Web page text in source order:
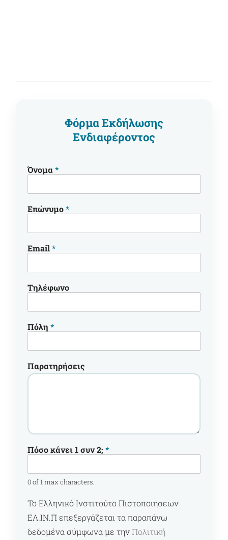
Φόρμα Εκδήλωσης
Ενδιαφέροντος
Όνομα*
Επώνυμο*
Email*
Τηλέφωνο
Πόλη*
Παρατηρήσεις
Πόσο κάνει 1 συν 2;*
0 of 1 max characters.
Το Ελληνικό Ινστιτούτο Πιστοποιήσεων
ΕΛ.ΙΝ.Π επεξεργάζεται τα παραπάνω
δεδομένα σύμφωνα με τηνΠολιτική